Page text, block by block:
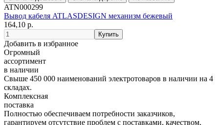
ATN000299
Вывод кабеля ATLASDESIGN механизм бежевый
164,10 р.
Добавить в избранное
Огромный
ассортимент
в наличии
Свыше 450 000 наименований электротоваров в наличии на 4
складах.
Комплексная
поставка
Полностью обеспечиваем потребности заказчиков,
гарантируем отсутствие проблем с поставками, качеством,